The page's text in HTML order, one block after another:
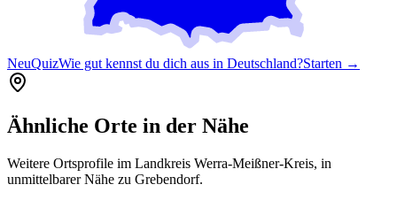
NeuQuizWie gut kennst du dich aus in Deutschland?Starten →
Ähnliche Orte in der Nähe
Weitere Ortsprofile im Landkreis Werra-Meißner-Kreis, in
unmittelbarer Nähe zu Grebendorf.